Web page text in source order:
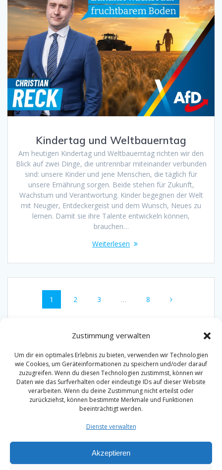
Zustimmung verwalten
Um dir ein optimales Erlebnis zu bieten, verwenden wir Technologien
wie Cookies, um Geräteinformationen zu speichern und/oder darauf
zuzugreifen. Wenn du diesen Technologien zustimmst, können wir
Daten wie das Surfverhalten oder eindeutige IDs auf dieser Website
verarbeiten. Wenn du deine Zustimmung nicht erteilst oder
zurückziehst, können bestimmte Merkmale und Funktionen
beeinträchtigt werden.
Dienste verwalten
Akzeptieren
Kindertag und Weltbauerntag
Am heutigen Kindertag und Weltbauerntag richten wir den
Blick auf zwei Dinge, die untrennbar miteinander verbunden
sind: unsere Kinder und jene Menschen, die täglich für
unsere Ernährung sorgen. Beide stehen für Zukunft,
Wachstum und Verantwortung. Kinder begegnen der Welt
mit Neugier, Entdeckergeist und dem Wunsch, Neues zu
lernen. Damit sie ihre Talente entwickeln können,
brauchen…
Weiterlesen
Beitragsnavigation
Seite
1 Seite
2 Seite
3 … Seite
8
Impressum
Datenschutzerklärung